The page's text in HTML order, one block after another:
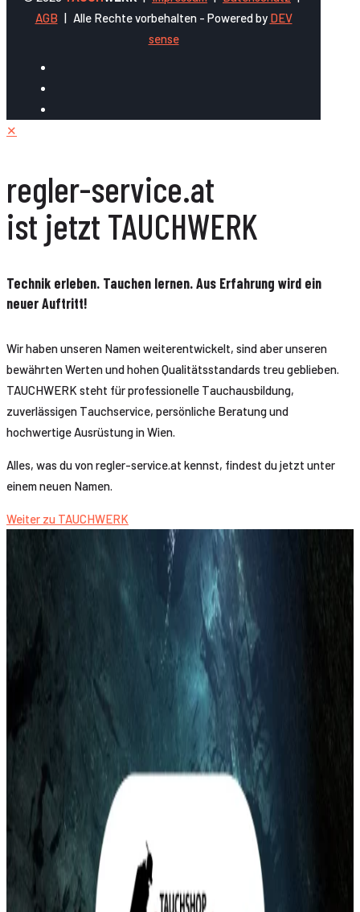
AGB | Alle Rechte vorbehalten - Powered by DEV
sense
✕
regler-service.at
ist jetzt TAUCHWERK
Technik erleben. Tauchen lernen. Aus Erfahrung wird ein
neuer Auftritt!
Wir haben unseren Namen weiterentwickelt, sind aber unseren
bewährten Werten und hohen Qualitätsstandards treu geblieben.
TAUCHWERK steht für professionelle Tauchausbildung,
zuverlässigen Tauchservice, persönliche Beratung und
hochwertige Ausrüstung in Wien.
Alles, was du von regler-service.at kennst, findest du jetzt unter
einem neuen Namen.
Weiter zu TAUCHWERK